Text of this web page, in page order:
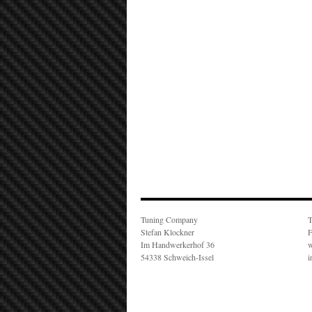
Tuning Company
Stefan Klockner
Im Handwerkerhof 36
54338 Schweich-Issel